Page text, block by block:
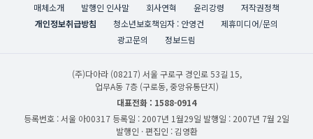
매체소개 발행인 인사말 회사연혁 윤리강령
저작권정책
개인정보취급방침
청소년보호책임자 : 안영건
제휴미디어/문의
광고문의
정보드림
(주)다아라 (08217) 서울 구로구 경인로 53길 15,
업무A동 7층 (구로동, 중앙유통단지)
대표전화 : 1588-0914
등록번호 : 서울 아00317 등록일 : 2007년 1월29일 발행일 : 2007년 7월 2일
발행인 · 편집인 : 김영환